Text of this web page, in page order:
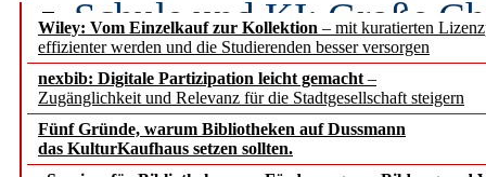
Wiley: Vom Einzelkauf zur Kollektion – mit kuratierten
effizienter werden und die Studierenden besser versorgen
nexbib: Digitale Partizipation leicht gemacht –
Zugänglichkeit und Relevanz für die Stadtgesellschaft steigern
Fünf Gründe, warum Bibliotheken auf Dussmann
das KulturKaufhaus setzen sollten.
Schule und KI: Große
Voraussetzungen
Erfolgreiches erstes
Segment Research –